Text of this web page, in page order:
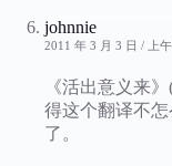
johnnie
2011 年 3 月 3 日 / 上
《活出意义来》
得这个翻译不
了。